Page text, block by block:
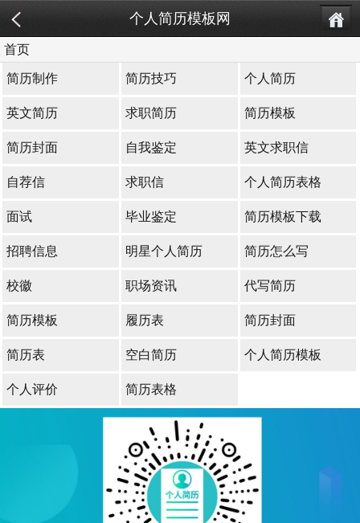
个人简历模板网
首页
简历制作 简历技巧 个人简历
英文简历 求职简历 简历模板
简历封面 自我鉴定 英文求职信
自荐信 求职信 个人简历表格
面试 毕业鉴定 简历模板下载
招聘信息 明星个人简历 简历怎么写
校徽 职场资讯 代写简历
简历模板 履历表 简历封面
简历表 空白简历 个人简历模板
个人评价 简历表格